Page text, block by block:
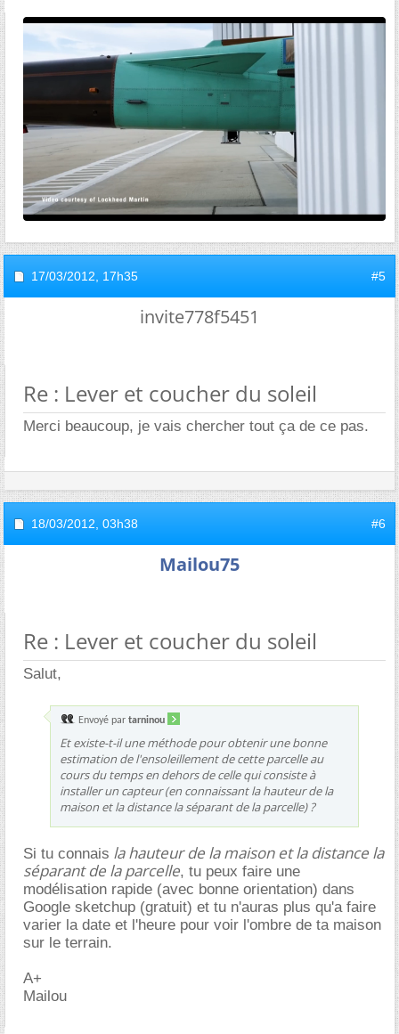
17/03/2012, 17h35 #5
invite778f5451
Re : Lever et coucher du soleil
Merci beaucoup, je vais chercher tout ça de ce pas.
18/03/2012, 03h38 #6
Mailou75
Re : Lever et coucher du soleil
Salut,
Envoyé par tarninou
Et existe-t-il une méthode pour obtenir une bonne
estimation de l'ensoleillement de cette parcelle au
cours du temps en dehors de celle qui consiste à
installer un capteur (en connaissant la hauteur de la
maison et la distance la séparant de la parcelle) ?
Si tu connais la hauteur de la maison et la distance la
séparant de la parcelle, tu peux faire une
modélisation rapide (avec bonne orientation) dans
Google sketchup (gratuit) et tu n'auras plus qu'a faire
varier la date et l'heure pour voir l'ombre de ta maison
sur le terrain.
A+
Mailou